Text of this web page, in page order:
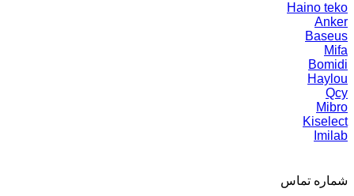
Haino teko
Anker
Baseus
Mifa
Bomidi
Haylou
Qcy
Mibro
Kiselect
Imilab
شماره تماس